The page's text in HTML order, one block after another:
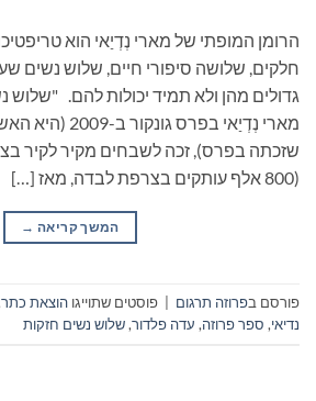
הרומן המופתי של מארי נְדְיַאי הוא
חלקים, שלושה סיפורי חיים, שלוש נשים
גדולים מהן ולא תמיד יכולות להם. "שלוש
מארי נְדְיַאי
שזכתה בפרס), זכה לשבחים מקיר לקיר
(800 אלף עותקים בצרפת לבדה, מאז […]
המשך קריאה →
פורסם בפרוזה תרגום פוסטים שתוייגו הוצאת כתר
נדיאי, ספר פרוזה, עדה פלדור,שלוש נשים חזקות